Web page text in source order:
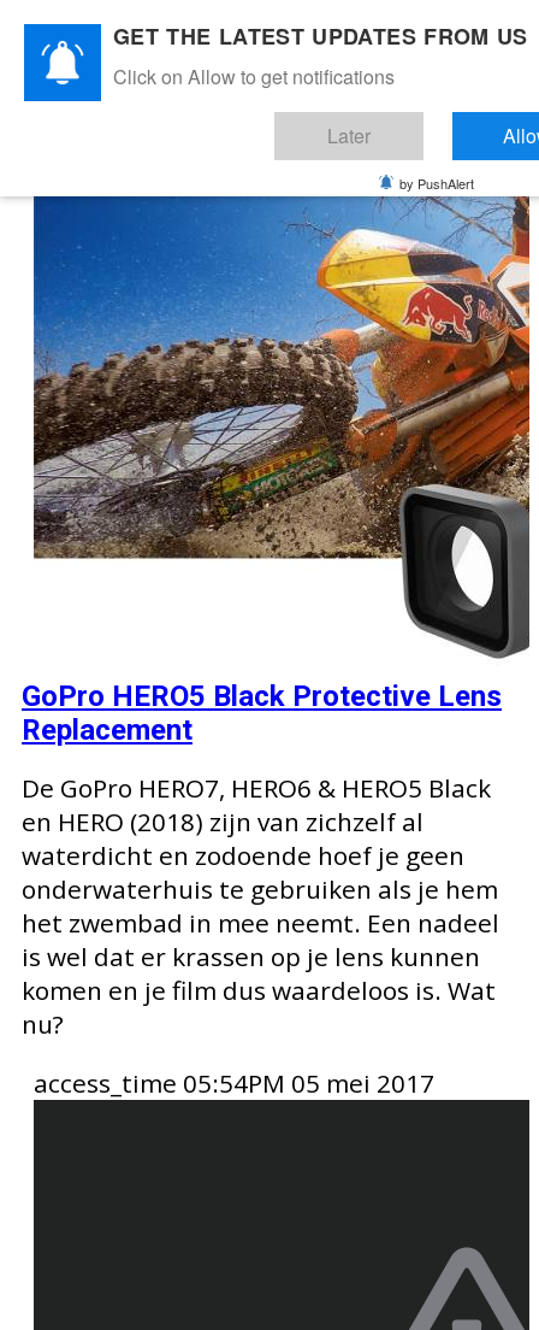
GoPro HERO6 onderdelen -
GoPro HERO5 Black Protective Lens
Replacement
De GoPro HERO7, HERO6 & HERO5 Black
en HERO (2018) zijn van zichzelf al
waterdicht en zodoende hoef je geen
onderwaterhuis te gebruiken als je hem
het zwembad in mee neemt. Een nadeel
is wel dat er krassen op je lens kunnen
komen en je film dus waardeloos is. Wat
nu?
access_time 05:54PM 05 mei 2017
GET THE LATEST UPDATES FROM US
Click on Allow to get notifications
Later
by PushAlert